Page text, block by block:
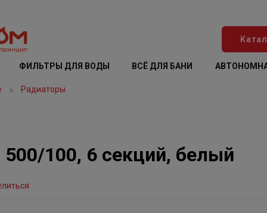
ФИЛЬТРЫ ДЛЯ ВОДЫ ВСЁ ДЛЯ БАНИ
Радиаторы
100, 6 секций, белый